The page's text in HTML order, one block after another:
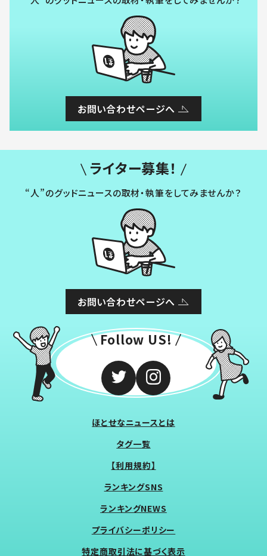
お問い合わせページへ
ライター募集！
“人”のグッドニュースの取材・執筆をしてみませんか？
お問い合わせページへ
Follow US!
ほとせなニュースとは
タグ一覧
【利用規約】
ランキングSNS
ランキングNEWS
プライバシーポリシー
特定商取引法に基づく表示